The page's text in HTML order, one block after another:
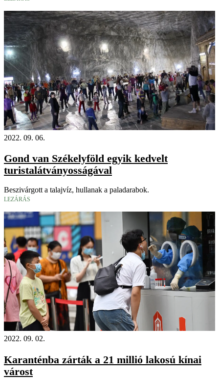
2022. 09. 06.
Gond van Székelyföld egyik kedvelt
turistalátványosságával
Beszivárgott a talajvíz, hullanak a paladarabok.
LEZÁRÁS
2022. 09. 02.
Karanténba zárták a 21 millió lakosú kínai
várost